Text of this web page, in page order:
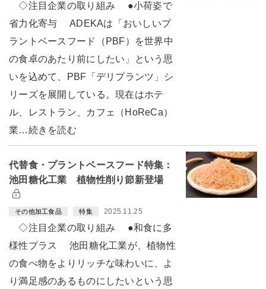
◇注目企業の取り組み ●小荷姿で
省力化寄与 ADEKAは「おいしいプ
ラントベースフード（PBF）を世界中
の食卓のあたり前にしたい」という思
いを込めて、PBF「デリプランツ」シ
リーズを展開している。現在はホテ
ル、レストラン、カフェ（HoReCa）
業…続きを読む
代替食・プラントベースフード特集：
池田糖化工業 植物性削り節新登場
その他加工食品 特集 2025.11.25
◇注目企業の取り組み ●和食に多
様性プラス 池田糖化工業が、植物性
の食べ物をよりリッチな味わいに、よ
り満足感のあるものにしたいという思